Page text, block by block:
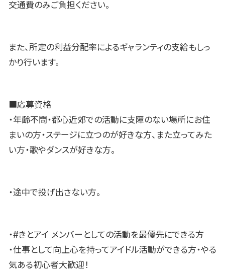
交通費のみご負担ください。
また、所定の利益分配率によるギャランティの支給もしっ
かり行います。
■応募資格
・年齢不問・都心近郊での活動に支障のない場所にお住
まいの方・ステージに立つのが好きな方、また立ってみた
い方・歌やダンスが好きな方。
・途中で投げ出さない方。
・#きとアイ メンバーとしての活動を最優先にできる方
・仕事として向上心を持ってアイドル活動ができる方・やる
気ある初心者大歓迎！